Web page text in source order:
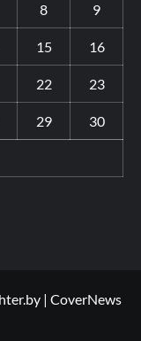
8 9
15 16
22 23
29 30
| CoverNews